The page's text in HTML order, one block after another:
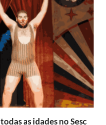
as idades no Sesc